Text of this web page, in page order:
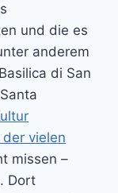
und die es
anderem
di San
vielen
missen –
Dort